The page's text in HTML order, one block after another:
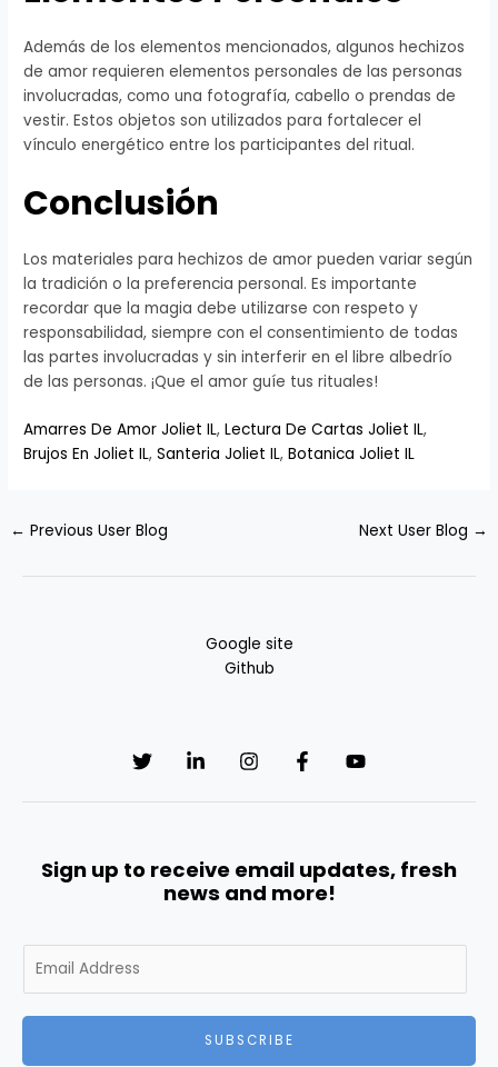
Además de los elementos mencionados, algunos hechizos
de amor requieren elementos personales de las personas
involucradas, como una fotografía, cabello o prendas de
vestir. Estos objetos son utilizados para fortalecer el
vínculo energético entre los participantes del ritual.
Conclusión
Los materiales para hechizos de amor pueden variar según
la tradición o la preferencia personal. Es importante
recordar que la magia debe utilizarse con respeto y
responsabilidad, siempre con el consentimiento de todas
las partes involucradas y sin interferir en el libre albedrío
de las personas. ¡Que el amor guíe tus rituales!
Amarres De Amor Joliet IL,Lectura De Cartas Joliet IL,
Brujos En Joliet IL,Santeria Joliet IL,Botanica Joliet IL
← Previous User Blog Next User Blog →
Google site
Github
Sign up to receive email updates, fresh
news and more!
m
SUBSCRIBE